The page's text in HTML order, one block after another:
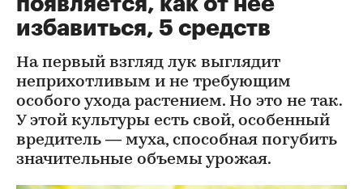
избавиться, 5 средств
На первый взгляд лук выглядит
неприхотливым и не требующим
особого ухода растением. Но это не так.
У этой культуры есть свой, особенный
вредитель — муха, способная погубить
значительные объемы урожая.